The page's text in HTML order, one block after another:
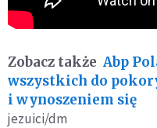
Zobacz także Abp
wszystkich do
i wynoszeniem się
jezuici/dm